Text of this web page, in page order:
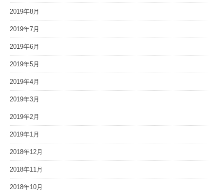
2019年8月
2019年7月
2019年6月
2019年5月
2019年4月
2019年3月
2019年2月
2019年1月
2018年12月
2018年11月
2018年10月